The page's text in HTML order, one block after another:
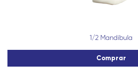
1/2 Mandíbula
Comprar